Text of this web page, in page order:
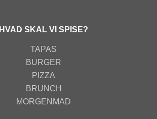
HVAD SKAL VI SPISE?
TAPAS
BURGER
PIZZA
BRUNCH
MORGENMAD